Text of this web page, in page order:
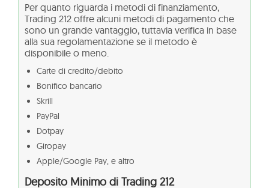
Per quanto riguarda i metodi di finanziamento,
Trading 212 offre alcuni metodi di pagamento che
sono un grande vantaggio, tuttavia verifica in base
alla sua regolamentazione se il metodo è
disponibile o meno.
Carte di credito/debito
Bonifico bancario
Skrill
PayPal
Dotpay
Giropay
Apple/Google Pay, e altro
Deposito Minimo di Trading 212